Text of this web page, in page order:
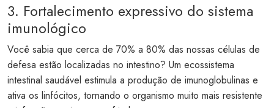
3. Fortalecimento expressivo do sistema
imunológico
Você sabia que cerca de 70% a 80% das nossas células de
defesa estão localizadas no intestino? Um ecossistema
intestinal saudável estimula a produção de imunoglobulinas e
ativa os linfócitos, tornando o organismo muito mais resistente